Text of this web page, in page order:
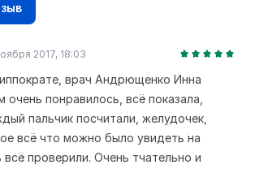
2017, 18:03
врач Андрющенко Инна
очень понравилось, всё показала,
пальчик посчитали, желудочек,
всё что можно было увидеть на
всё проверили. Очень тчательно и